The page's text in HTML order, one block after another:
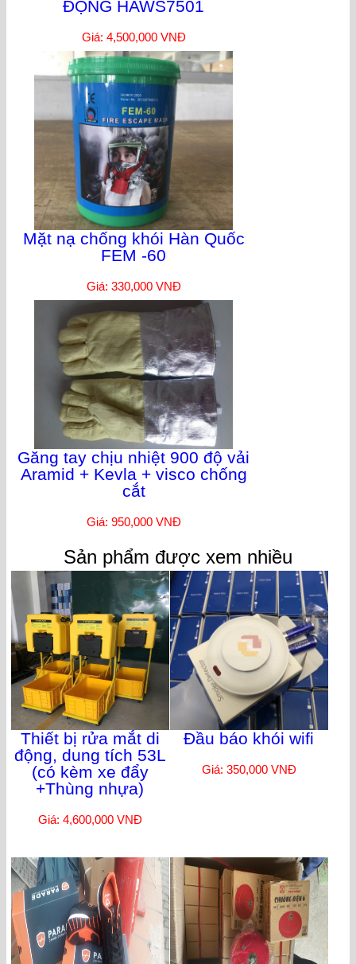
ĐỘNG HAWS7501
Giá: 4,500,000 VNĐ
Mặt nạ chống khói Hàn Quốc
FEM -60
Giá: 330,000 VNĐ
Găng tay chịu nhiệt 900 độ vải
Aramid + Kevla + visco chống
cắt
Giá: 950,000 VNĐ
Sản phẩm được xem nhiều
Thiết bị rửa mắt di
động, dung tích 53L
(có kèm xe đẩy
+Thùng nhựa)
Giá: 4,600,000 VNĐ
Đầu báo khói wifi
Giá: 350,000 VNĐ